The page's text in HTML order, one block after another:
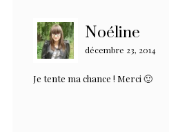
Noéline
décembre 23, 2014
Je tente ma chance ! Merci 🙂